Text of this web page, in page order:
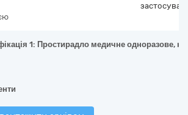
1: Простирадло медичне одноразове,